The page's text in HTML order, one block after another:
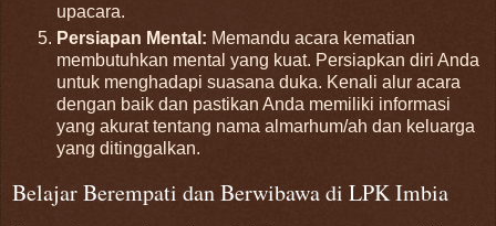
upacara.
Persiapan Mental: Memandu acara kematian
membutuhkan mental yang kuat. Persiapkan diri Anda
untuk menghadapi suasana duka. Kenali alur acara
dengan baik dan pastikan Anda memiliki informasi
yang akurat tentang nama almarhum/ah dan keluarga
yang ditinggalkan.
Belajar Berempati dan Berwibawa di LPK Imbia